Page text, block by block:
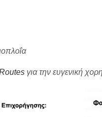
για την ευγενική